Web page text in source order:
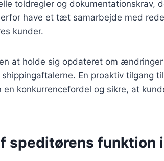
toldregler og dokumentationskrav,
have et tæt samarbejde med
kunder.
at holde sig opdateret om
En proaktiv tilgang
konkurrencefordel og sikre, at
speditørens funktion